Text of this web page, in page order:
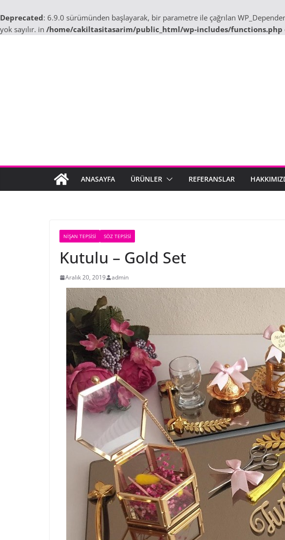
Deprecated: 6.9.0 sürümünden başlayarak, bir parametre ile çağrılan
yok sayılır. in /home/cakiltasitasarim/public_html/wp-includes/functions.php
ANASAYFA ÜRÜNLER REFERANSLAR
NIŞAN TEPSISI SÖZ TEPSISI
Kutulu – Gold Set
Aralık 20, 2019 admin